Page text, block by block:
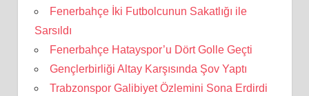
Fenerbahçe İki Futbolcunun Sakatlığı ile
Sarsıldı
Fenerbahçe Hatayspor’u Dört Golle Geçti
Gençlerbirliği Altay Karşısında Şov Yaptı
Trabzonspor Galibiyet Özlemini Sona Erdirdi